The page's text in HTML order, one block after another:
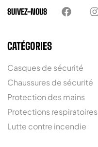
SUIVEZ-NOUS
CATÉGORIES
Casques de sécurité
Chaussures de sécurité
Protection des mains
Protections respiratoires
Lutte contre incendie